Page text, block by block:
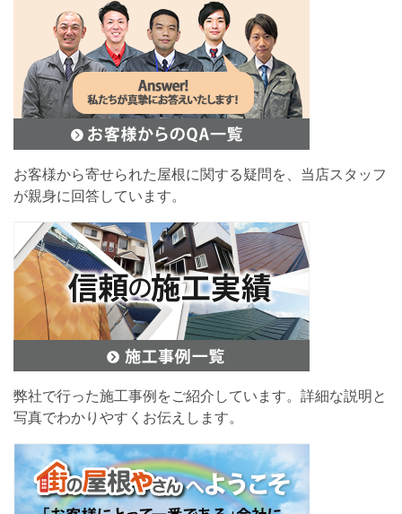
お客様から寄せられた屋根に関する疑問を、当店スタッフ
が親身に回答しています。
弊社で行った施工事例をご紹介しています。詳細な説明と
写真でわかりやすくお伝えします。